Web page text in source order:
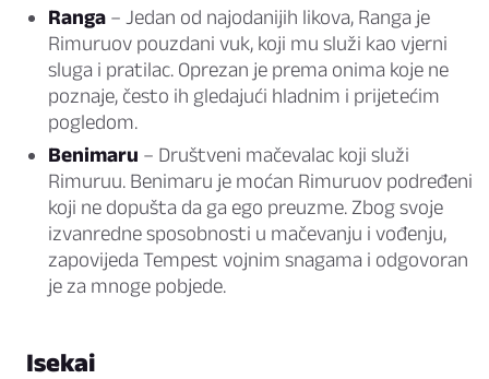
Ranga – Jedan od najodanijih likova, Ranga je
Rimuruov pouzdani vuk, koji mu služi kao vjerni
sluga i pratilac. Oprezan je prema onima koje ne
poznaje, često ih gledajući hladnim i prijetećim
pogledom.
Benimaru – Društveni mačevalac koji služi
Rimuruu. Benimaru je moćan Rimuruov podređeni
koji ne dopušta da ga ego preuzme. Zbog svoje
izvanredne sposobnosti u mačevanju i vođenju,
zapovijeda Tempest vojnim snagama i odgovoran
je za mnoge pobjede.
Isekai